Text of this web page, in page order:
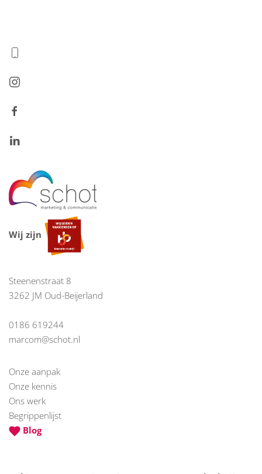
Wij zijn
Steenenstraat 8
3262 JM Oud-Beijerland
0186 619244
marcom@schot.nl
Onze aanpak
Onze kennis
Ons werk
Begrippenlijst
Blog